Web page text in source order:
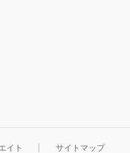
イト サイトマップ